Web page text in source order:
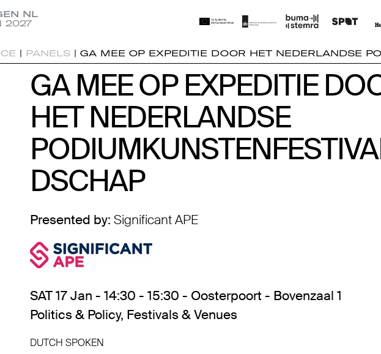
NL
2027
| PANELS | GA MEE OP EXPEDITIE DOOR HET NEDERLANDSE
GA MEE OP EXPEDITIE
GA MEE OP EXPEDITIE
HET NEDERLANDSE
HET NEDERLANDSE
DSCHAP
Presented by: Significant APE
SAT 17 Jan - 14:30 - 15:30 - Oosterpoort - Bovenzaal 1
Politics & Policy, Festivals & Venues
DUTCH SPOKEN